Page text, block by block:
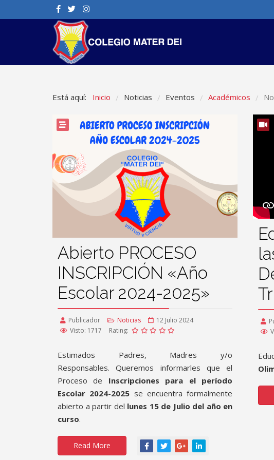
Está aquí: Inicio / Noticias / Eventos / Académicos /
Abierto PROCESO
INSCRIPCIÓN «Año
Escolar 2024-2025»
Publicador Noticias
12 Julio 2024
Visto: 1717
Rating:
Estimados Padres, Madres y/o
Responsables. Queremos informarles que el
Proceso de Inscripciones para el período
Escolar 2024-2025 se encuentra formalmente
abierto a partir del lunes 15 de Julio del año en
curso.
Read More